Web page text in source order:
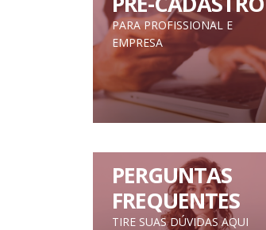
PARA PROFISSIONAL E
EMPRESA
PERGUNTAS
FREQUENTES
TIRE SUAS DÚVIDAS AQUI